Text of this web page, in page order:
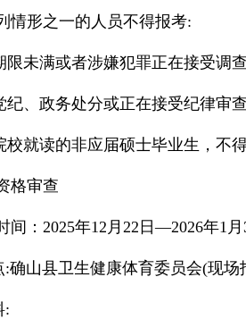
情形之一的人员不得报考:
限未满或者涉嫌犯罪正在接受调
纪、政务处分或正在接受纪律审
校就读的非应届硕士毕业生，不
格审查
间：2025年12月22日—2026年1
:确山县卫生健康体育委员会(现场
: